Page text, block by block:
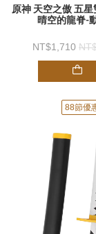
原神 天空之傲 五星
晴空的龍脊-
1,710
88節優